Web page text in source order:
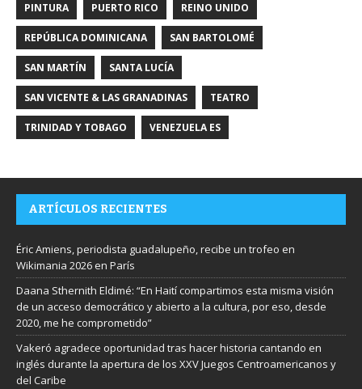
PINTURA PUERTO RICO REINO UNIDO
REPÚBLICA DOMINICANA SAN BARTOLOMÉ
SAN MARTÍN SANTA LUCÍA
SAN VICENTE & LAS GRANADINAS TEATRO
TRINIDAD Y TOBAGO VENEZUELA ES
ARTÍCULOS RECIENTES
Éric Amiens, periodista guadalupeño, recibe un trofeo en
Wikimania 2026 en París
Daana Sthernith Eldimé: “En Haití compartimos esta misma visión
de un acceso democrático y abierto a la cultura, por eso, desde
2020, me he comprometido”
Vakeró agradece oportunidad tras hacer historia cantando en
inglés durante la apertura de los XXV Juegos Centroamericanos y
del Caribe